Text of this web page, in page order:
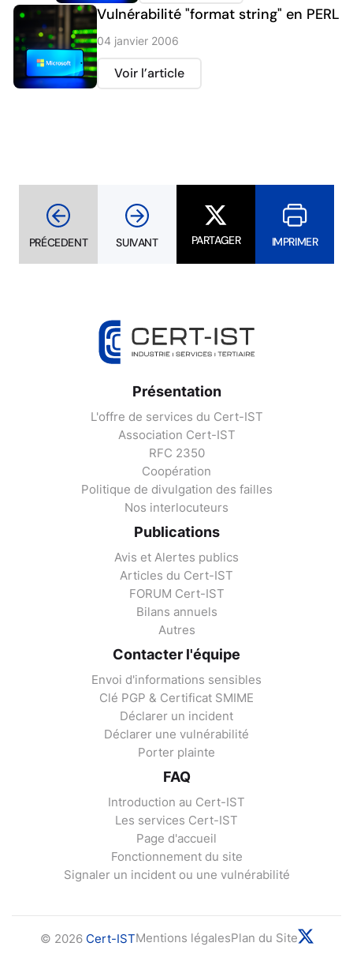
Vulnérabilité "format string" en PERL
04 janvier 2006
Voir l’article
PRÉCEDENT SUIVANT PARTAGER IMPRIMER
Présentation
L'offre de services du Cert-IST
Association Cert-IST
RFC 2350
Coopération
Politique de divulgation des failles
Nos interlocuteurs
Publications
Avis et Alertes publics
Articles du Cert-IST
FORUM Cert-IST
Bilans annuels
Autres
Contacter l'équipe
Envoi d'informations sensibles
Clé PGP & Certificat SMIME
Déclarer un incident
Déclarer une vulnérabilité
Porter plainte
FAQ
Introduction au Cert-IST
Les services Cert-IST
Page d'accueil
Fonctionnement du site
Signaler un incident ou une vulnérabilité
© 2026 Cert-ISTMentions légalesPlan du Site